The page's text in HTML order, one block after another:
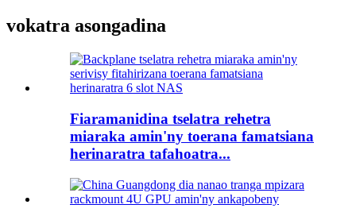
vokatra asongadina
Fiaramanidina tselatra rehetra
miaraka amin'ny toerana famatsiana
herinaratra tafahoatra...